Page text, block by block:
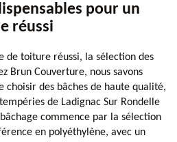
pour un
réussi
de toiture réussi, la sélection des
Brun Couverture, nous savons
des bâches de haute qualité,
de Ladignac Sur Rondelle
commence par la sélection
en polyéthylène, avec un